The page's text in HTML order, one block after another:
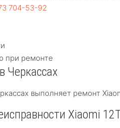
704-53-92
при ремонте
Черкассах
выполняет ремонт
Xiaomi